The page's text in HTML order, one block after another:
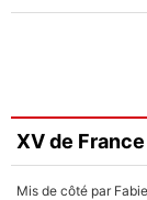
XV de France